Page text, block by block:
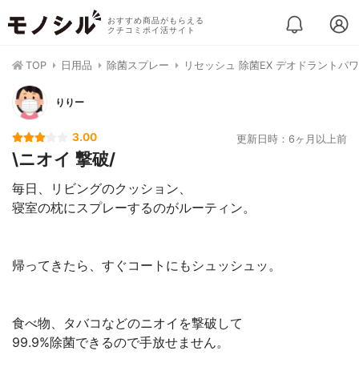
おすすめ商品がもらえる
クチコミポイ活サイト
TOP 日用品 除菌スプレー リセッシュ 除菌EX デオドラントパ
りりー
3.00 更新日時：6ヶ月以上前
\ニオイ 撃破/
毎日、リビングのクッション、
寝室の枕にスプレーするのがルーティン。
帰ってきたら、すぐコートにもシュッシュッ。
食べ物、タバコなどのニオイを撃破して
99.9%除菌できるので手放せません。